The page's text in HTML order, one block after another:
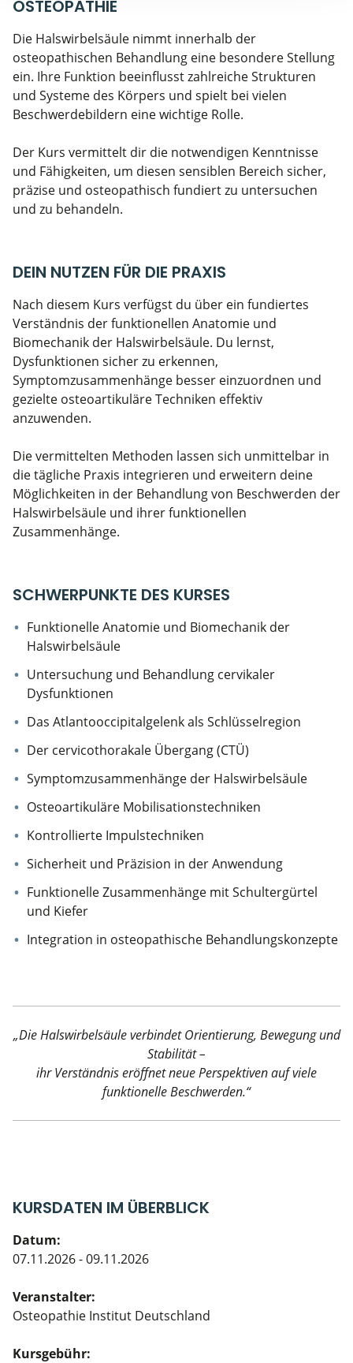
OSTEOPATHIE
Die Halswirbelsäule nimmt innerhalb der
osteopathischen Behandlung eine besondere Stellung
ein. Ihre Funktion beeinflusst zahlreiche Strukturen
und Systeme des Körpers und spielt bei vielen
Beschwerdebildern eine wichtige Rolle.
Der Kurs vermittelt dir die notwendigen Kenntnisse
und Fähigkeiten, um diesen sensiblen Bereich sicher,
präzise und osteopathisch fundiert zu untersuchen
und zu behandeln.
DEIN NUTZEN FÜR DIE PRAXIS
Nach diesem Kurs verfügst du über ein fundiertes
Verständnis der funktionellen Anatomie und
Biomechanik der Halswirbelsäule. Du lernst,
Dysfunktionen sicher zu erkennen,
Symptomzusammenhänge besser einzuordnen und
gezielte osteoartikuläre Techniken effektiv
anzuwenden.
Die vermittelten Methoden lassen sich unmittelbar in
die tägliche Praxis integrieren und erweitern deine
Möglichkeiten in der Behandlung von Beschwerden der
Halswirbelsäule und ihrer funktionellen
Zusammenhänge.
SCHWERPUNKTE DES KURSES
Funktionelle Anatomie und Biomechanik der
Halswirbelsäule
Untersuchung und Behandlung cervikaler
Dysfunktionen
Das Atlantooccipitalgelenk als Schlüsselregion
Der cervicothorakale Übergang (CTÜ)
Symptomzusammenhänge der Halswirbelsäule
Osteoartikuläre Mobilisationstechniken
Kontrollierte Impulstechniken
Sicherheit und Präzision in der Anwendung
Funktionelle Zusammenhänge mit Schultergürtel
und Kiefer
Integration in osteopathische Behandlungskonzepte
„Die Halswirbelsäule verbindet Orientierung, Bewegung und
Stabilität –
ihr Verständnis eröffnet neue Perspektiven auf viele
funktionelle Beschwerden.“
KURSDATEN IM ÜBERBLICK
Datum:
07.11.2026 - 09.11.2026
Veranstalter:
Osteopathie Institut Deutschland
Kursgebühr: